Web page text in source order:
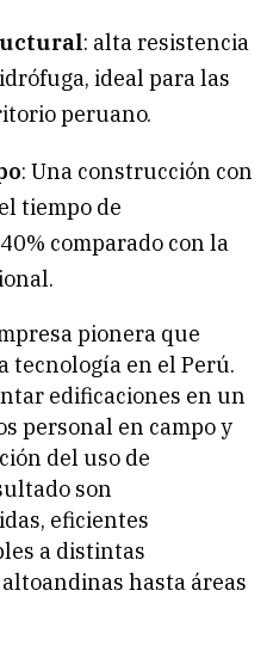
: alta resistencia
ideal para las
peruano.
: Una construcción con
tiempo de
comparado con la
pionera que
tecnología en el Perú.
edificaciones en un
personal en campo y
del uso de
son
eficientes
a distintas
hasta áreas